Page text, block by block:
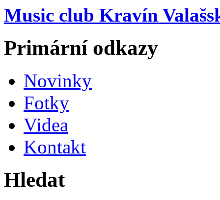
Music club Kravín
Primární odkazy
Novinky
Fotky
Videa
Kontakt
Hledat